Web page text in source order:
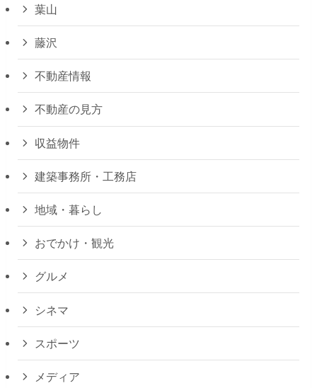
葉山
藤沢
不動産情報
不動産の見方
収益物件
建築事務所・工務店
地域・暮らし
おでかけ・観光
グルメ
シネマ
スポーツ
メディア